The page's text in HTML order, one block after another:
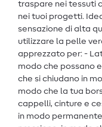
traspare nei tessuti
nei tuoi progetti.
sensazione di alta
utilizzare la pelle
apprezzato per: -
modo che possano
che si chiudano in
modo che la tua
cappelli, cinture e
in modo